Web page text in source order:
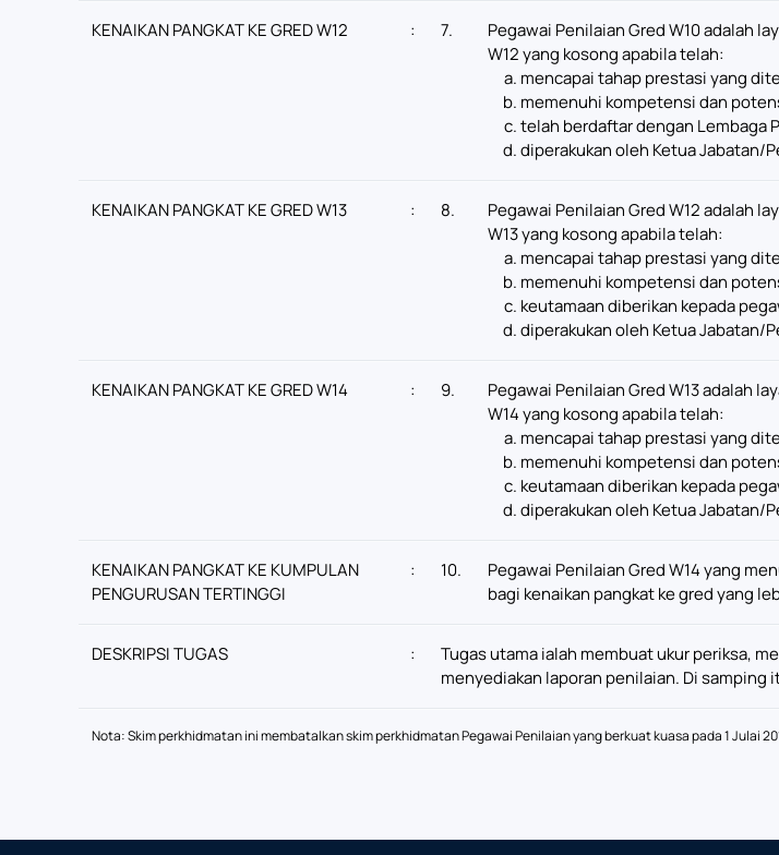
KENAIKAN PANGKAT KE GRED W12 : 7.
Pegawai Penilaian Gred W10 adalah
W12 yang kosong apabila telah:
mencapai tahap prestasi yang
memenuhi kompetensi dan
telah berdaftar dengan Lembaga
diperakukan oleh Ketua Jabatan/
KENAIKAN PANGKAT KE GRED W13 : 8.
Pegawai Penilaian Gred W12 adalah
W13 yang kosong apabila telah:
mencapai tahap prestasi yang
memenuhi kompetensi dan
keutamaan diberikan kepada
diperakukan oleh Ketua Jabatan/
KENAIKAN PANGKAT KE GRED W14 : 9.
Pegawai Penilaian Gred W13 adalah
W14 yang kosong apabila telah:
mencapai tahap prestasi yang
memenuhi kompetensi dan
keutamaan diberikan kepada
diperakukan oleh Ketua Jabatan/
KENAIKAN PANGKAT KE KUMPULAN
PENGURUSAN TERTINGGI
: 10.
Pegawai Penilaian Gred W14 yang
bagi kenaikan pangkat ke gred yang
DESKRIPSI TUGAS :
Tugas utama ialah membuat ukur periksa,
menyediakan laporan penilaian. Di
Nota: Skim perkhidmatan ini membatalkan skim perkhidmatan Pegawai Penilaian yang berkuat kuasa pada 1 Julai